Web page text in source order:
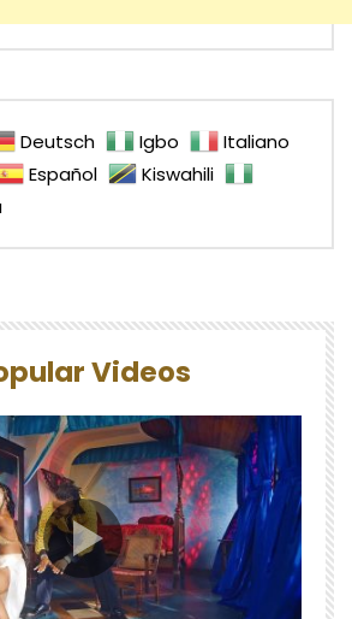
Deutsch Igbo
Italiano
Español
Kiswahili
Videos